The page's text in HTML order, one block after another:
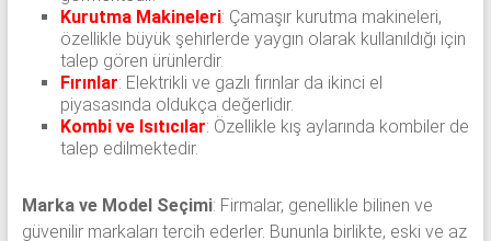
Kurutma Makineleri: Çamaşır kurutma makineleri,
özellikle büyük şehirlerde yaygın olarak kullanıldığı için
talep gören ürünlerdir.
Fırınlar: Elektrikli ve gazlı fırınlar da ikinci el
piyasasında oldukça değerlidir.
Kombi ve Isıtıcılar: Özellikle kış aylarında kombiler de
talep edilmektedir.
Marka ve Model Seçimi: Firmalar, genellikle bilinen ve
güvenilir markaları tercih ederler. Bununla birlikte, eski ve az